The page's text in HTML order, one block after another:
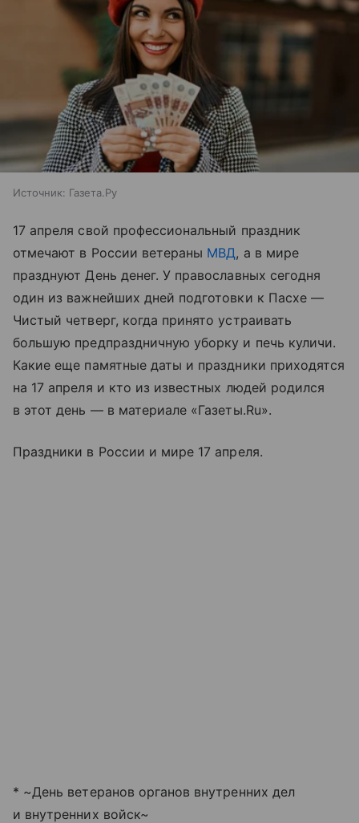
Источник: Газета.Ру
17 апреля свой профессиональный праздник
отмечают в России ветераны МВД, а в мире
празднуют День денег. У православных сегодня
один из важнейших дней подготовки к Пасхе —
Чистый четверг, когда принято устраивать
большую предпраздничную уборку и печь куличи.
Какие еще памятные даты и праздники приходятся
на 17 апреля и кто из известных людей родился
в этот день — в материале «Газеты.Ru».
Праздники в России и мире 17 апреля.
* ~День ветеранов органов внутренних дел
и внутренних войск~